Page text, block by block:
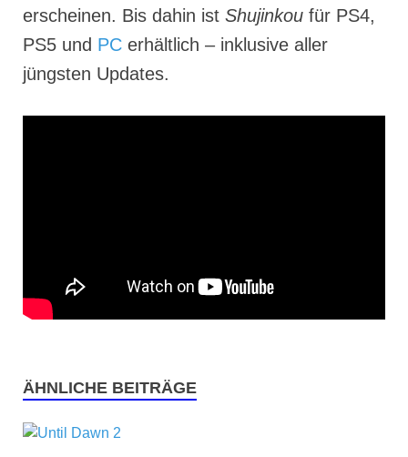
erscheinen. Bis dahin ist Shujinkou für PS4,
PS5 und PC erhältlich – inklusive aller
jüngsten Updates.
ÄHNLICHE BEITRÄGE